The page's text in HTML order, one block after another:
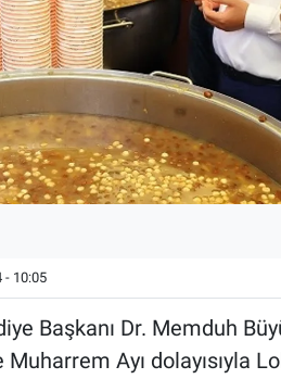
- 10:05
Başkanı Dr. Memduh
Ayı dolayısıyla